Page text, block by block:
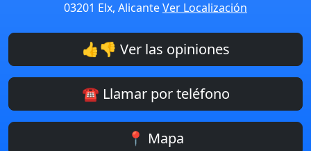
03201 Elx, AlicanteVer Localización
👍👎 Ver las opiniones
☎️ Llamar por teléfono
📍 Mapa